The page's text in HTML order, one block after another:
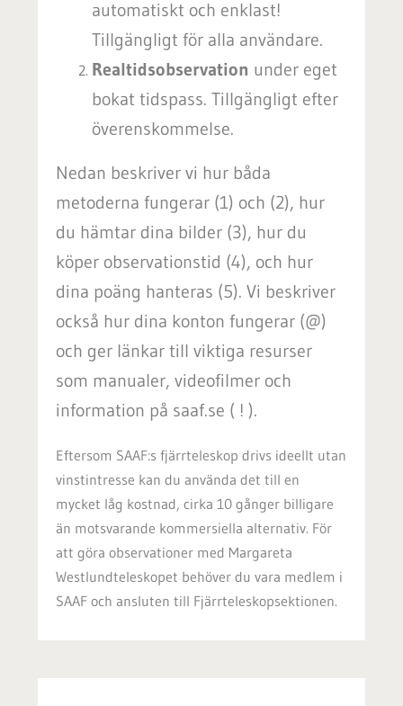
automatiskt och enklast!
Tillgängligt för alla användare.
Realtidsobservation under eget
bokat tidspass. Tillgängligt efter
överenskommelse.
Nedan beskriver vi hur båda
metoderna fungerar (1) och (2), hur
du hämtar dina bilder (3), hur du
köper observationstid (4), och hur
dina poäng hanteras (5). Vi beskriver
också hur dina konton fungerar (@)
och ger länkar till viktiga resurser
som manualer, videofilmer och
information på saaf.se ( ! ).
Eftersom SAAF:s fjärrteleskop drivs ideellt utan
vinstintresse kan du använda det till en
mycket låg kostnad, cirka 10 gånger billigare
än motsvarande kommersiella alternativ. För
att göra observationer med Margareta
Westlundteleskopet behöver du vara medlem i
SAAF och ansluten till Fjärrteleskopsektionen.